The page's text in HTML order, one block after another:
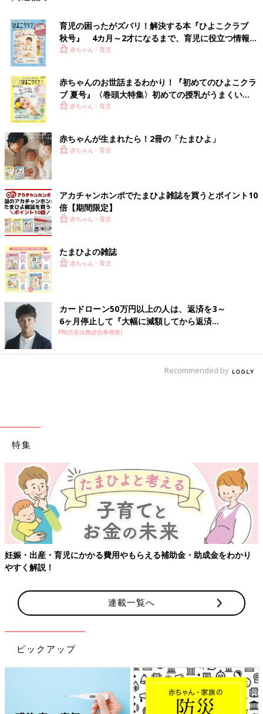
育児の困ったがズバリ！解決する本『ひよこクラブ
秋号』 4カ月～2才になるまで、育児に役立つ情報が
いっぱい！
赤ちゃん・育児
赤ちゃんのお世話まるわかり！『初めてのひよこクラ
ブ 夏号』〈巻頭大特集〉初めての授乳がうまくい
く！ おっぱい・ミルクの基本と夏のトラブル 解決テ
赤ちゃん・育児
赤ちゃんが生まれたら！2冊の「たまひよ」
赤ちゃん・育児
アカチャンホンポでたまひよ雑誌を買うとポイント10
倍【期間限定】
赤ちゃん・育児
たまひよの雑誌
赤ちゃん・育児
カードローン50万円以上の人は、返済を3～
6ヶ月停止して『大幅に減額してから返済...
PR(渋谷法務総合事務所)
Recommended by
特集
妊娠・出産・育児にかかる費用やもらえる補助金・助成金をわかり
やすく解説！
連載一覧へ
ピックアップ